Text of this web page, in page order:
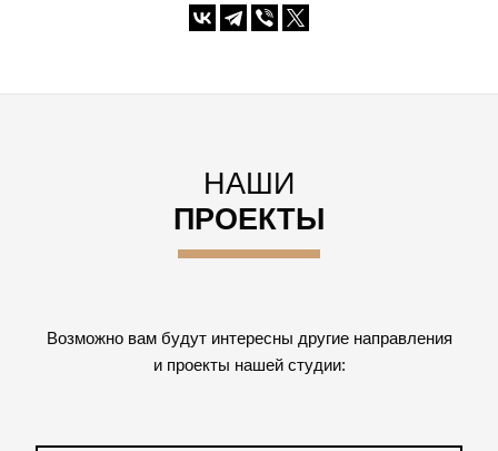
НАШИ
ПРОЕКТЫ
Возможно вам будут интересны другие направления
и проекты нашей студии: